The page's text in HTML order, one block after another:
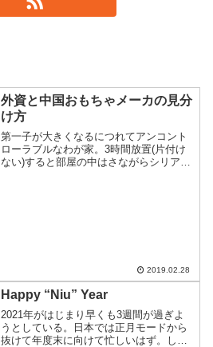
外資と中国おもちゃメーカの見分
け方
第一子が大きくなるにつれてアンコント
ローラブルなわが家。3時間放置(片付け
ない)すると部屋の中はさながらシリア状
2019.02.28
Happy “Niu” Year
2021年がはじまり早くも3週間が過ぎよ
うとしている。日本では正月モードから
抜けて年度末に向けて忙しいはず。しか